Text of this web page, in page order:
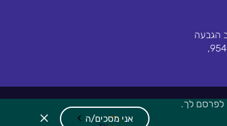
לפרסם לך.
אני מסכים/ה
סגור
11, לב הגבעה
ירושלים. ת"ד 95483,
Pionet Logo